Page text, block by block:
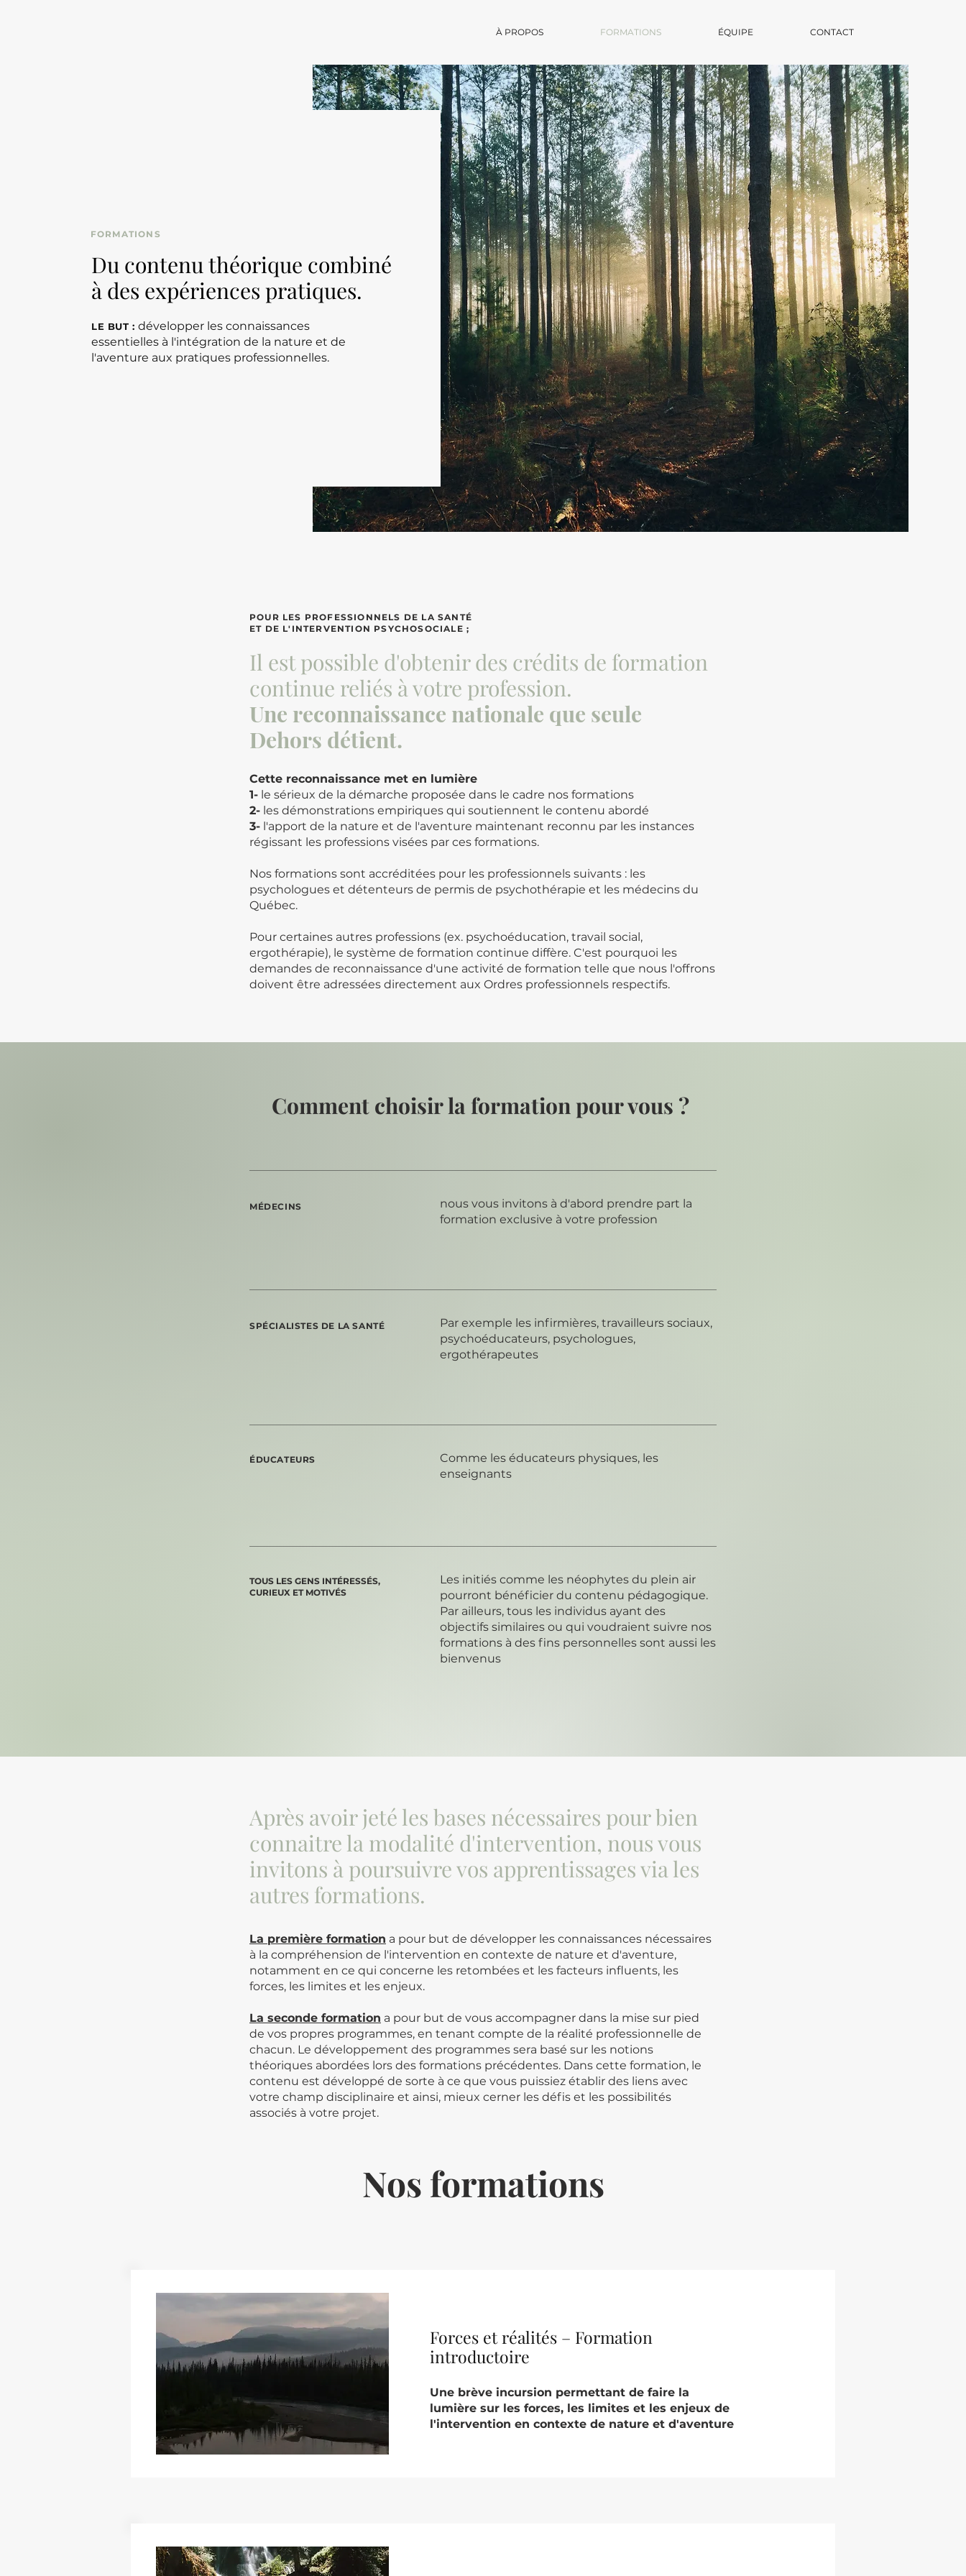
À PROPOS FORMATIONS ÉQUIPE CONTACT
FORMATIONS
Du contenu théorique combiné
à des expériences pratiques.
LE BUT : développer les connaissances
essentielles à l'intégration de la nature et de
l'aventure aux pratiques professionnelles.
POUR LES PROFESSIONNELS DE LA SANTÉ
ET DE L'INTERVENTION PSYCHOSOCIALE ;
Il est possible d'obtenir des crédits de formation
continue reliés à votre profession.
Une reconnaissance nationale que seule
Dehors détient.
Cette reconnaissance met en lumière
1- le sérieux de la démarche proposée dans le cadre nos formations
2- les démonstrations empiriques qui soutiennent le contenu abordé
3- l'apport de la nature et de l'aventure maintenant reconnu par les instances
régissant les professions visées par ces formations.
Nos formations sont accréditées pour les professionnels suivants : les
psychologues et détenteurs de permis de psychothérapie et les médecins du
Québec.
Pour certaines autres professions (ex. psychoéducation, travail social,
ergothérapie), le système de formation continue diffère. C'est pourquoi les
demandes de reconnaissance d'une activité de formation telle que nous l'offrons
doivent être adressées directement aux Ordres professionnels respectifs.
Comment choisir la formation pour vous ?
MÉDECINS
nous vous invitons à d'abord prendre part la
formation exclusive à votre profession
SPÉCIALISTES DE LA SANTÉ
Par exemple les infirmières, travailleurs sociaux,
psychoéducateurs, psychologues,
ergothérapeutes
ÉDUCATEURS
Comme les éducateurs physiques, les
enseignants
TOUS LES GENS INTÉRESSÉS,
CURIEUX ET MOTIVÉS
Les initiés comme les néophytes du plein air
pourront bénéficier du contenu pédagogique.
Par ailleurs, tous les individus ayant des
objectifs similaires ou qui voudraient suivre nos
formations à des fins personnelles sont aussi les
bienvenus
Après avoir jeté les bases nécessaires pour bien
connaitre la modalité d'intervention, nous vous
invitons à poursuivre vos apprentissages via les
autres formations.
La première formation a pour but de développer les connaissances nécessaires
à la compréhension de l'intervention en contexte de nature et d'aventure,
notamment en ce qui concerne les retombées et les facteurs influents, les
forces, les limites et les enjeux.
La seconde formation a pour but de vous accompagner dans la mise sur pied
de vos propres programmes, en tenant compte de la réalité professionnelle de
chacun. Le développement des programmes sera basé sur les notions
théoriques abordées lors des formations précédentes. Dans cette formation, le
contenu est développé de sorte à ce que vous puissiez établir des liens avec
votre champ disciplinaire et ainsi, mieux cerner les défis et les possibilités
associés à votre projet.
Nos formations
Forces et réalités – Formation
introductoire
Une brève incursion permettant de faire la
lumière sur les forces, les limites et les enjeux de
l'intervention en contexte de nature et d'aventure